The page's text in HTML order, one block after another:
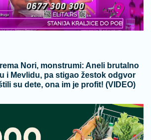
Nori, monstrumi: Aneli brutalno
i Mevlidu, pa stigao žestok odgvor
su dete, ona im je profit! (VIDEO)